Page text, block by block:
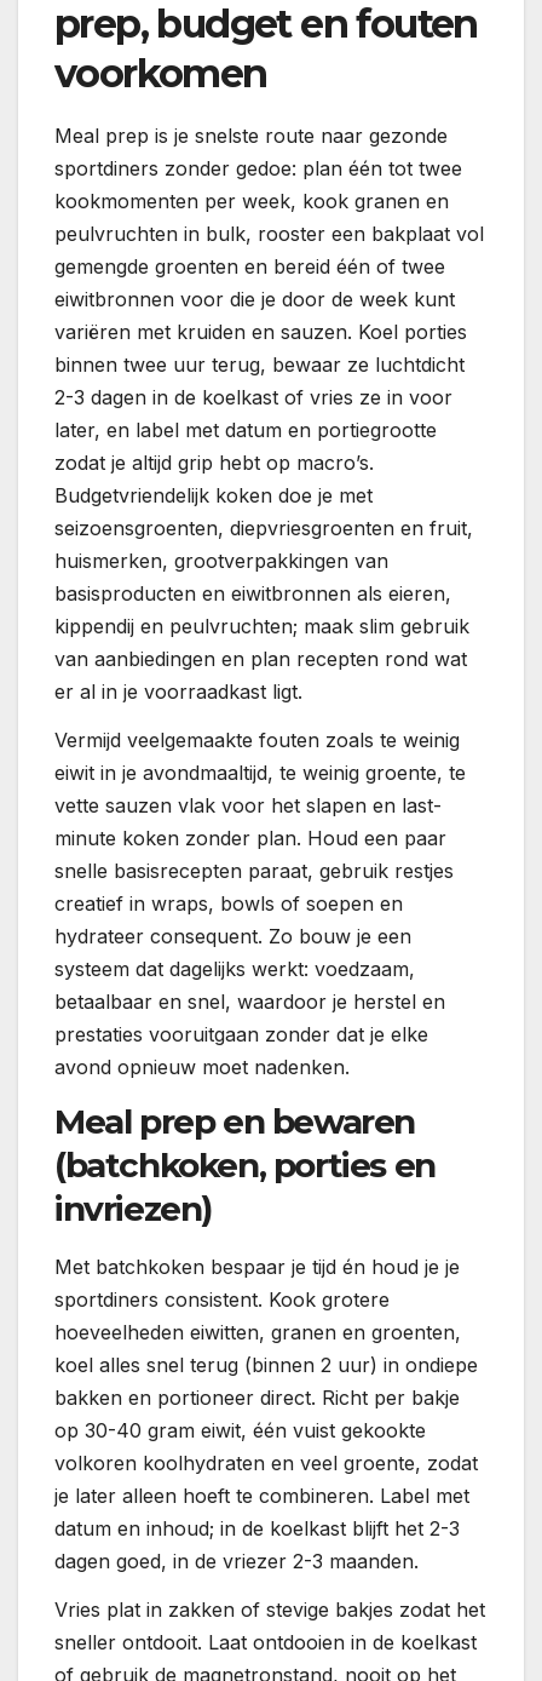
prep, budget en fouten
voorkomen
Meal prep is je snelste route naar gezonde
sportdiners zonder gedoe: plan één tot twee
kookmomenten per week, kook granen en
peulvruchten in bulk, rooster een bakplaat vol
gemengde groenten en bereid één of twee
eiwitbronnen voor die je door de week kunt
variëren met kruiden en sauzen. Koel porties
binnen twee uur terug, bewaar ze luchtdicht
2-3 dagen in de koelkast of vries ze in voor
later, en label met datum en portiegrootte
zodat je altijd grip hebt op macro’s.
Budgetvriendelijk koken doe je met
seizoensgroenten, diepvriesgroenten en fruit,
huismerken, grootverpakkingen van
basisproducten en eiwitbronnen als eieren,
kippendij en peulvruchten; maak slim gebruik
van aanbiedingen en plan recepten rond wat
er al in je voorraadkast ligt.
Vermijd veelgemaakte fouten zoals te weinig
eiwit in je avondmaaltijd, te weinig groente, te
vette sauzen vlak voor het slapen en last-
minute koken zonder plan. Houd een paar
snelle basisrecepten paraat, gebruik restjes
creatief in wraps, bowls of soepen en
hydrateer consequent. Zo bouw je een
systeem dat dagelijks werkt: voedzaam,
betaalbaar en snel, waardoor je herstel en
prestaties vooruitgaan zonder dat je elke
avond opnieuw moet nadenken.
Meal prep en bewaren
(batchkoken, porties en
invriezen)
Met batchkoken bespaar je tijd én houd je je
sportdiners consistent. Kook grotere
hoeveelheden eiwitten, granen en groenten,
koel alles snel terug (binnen 2 uur) in ondiepe
bakken en portioneer direct. Richt per bakje
op 30-40 gram eiwit, één vuist gekookte
volkoren koolhydraten en veel groente, zodat
je later alleen hoeft te combineren. Label met
datum en inhoud; in de koelkast blijft het 2-3
dagen goed, in de vriezer 2-3 maanden.
Vries plat in zakken of stevige bakjes zodat het
sneller ontdooit. Laat ontdooien in de koelkast
of gebruik de magnetronstand, nooit op het